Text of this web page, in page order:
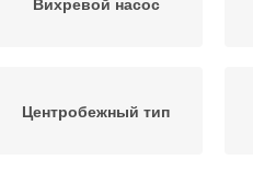
Центробежный тип